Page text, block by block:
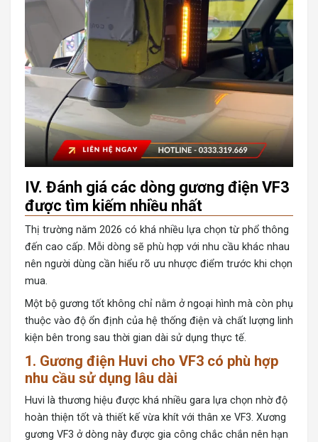
IV. Đánh giá các dòng gương điện VF3
được tìm kiếm nhiều nhất
Thị trường năm 2026 có khá nhiều lựa chọn từ phổ thông
đến cao cấp. Mỗi dòng sẽ phù hợp với nhu cầu khác nhau
nên người dùng cần hiểu rõ ưu nhược điểm trước khi chọn
mua.
Một bộ gương tốt không chỉ nằm ở ngoại hình mà còn phụ
thuộc vào độ ổn định của hệ thống điện và chất lượng linh
kiện bên trong sau thời gian dài sử dụng thực tế.
1. Gương điện Huvi cho VF3 có phù hợp
nhu cầu sử dụng lâu dài
Huvi là thương hiệu được khá nhiều gara lựa chọn nhờ độ
hoàn thiện tốt và thiết kế vừa khít với thân xe VF3. Xương
gương VF3 ở dòng này được gia công chắc chắn nên hạn